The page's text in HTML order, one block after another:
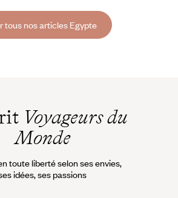
opté pour une ouverture par étapes
tous nos articles Egypte
Voyageurs du
Monde
toute liberté selon ses envies,
idées, ses passions